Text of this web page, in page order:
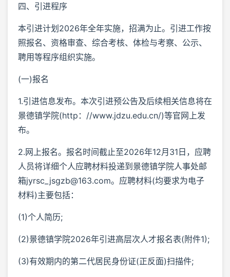
四、引进程序
本引进计划2026年全年实施，招满为止。引进工作按
照报名、资格审查、综合考核、体检与考察、公示、
聘用等程序组织实施。
(一)报名
1.引进信息发布。本次引进预公告及后续相关信息将在
景德镇学院(http：//www.jdzu.edu.cn/)等官网上发
布。
2.网上报名。报名时间截止至2026年12月31日，应聘
人员将详细个人应聘材料投递到景德镇学院人事处邮
箱jyrsc_jsgzb@163.com。应聘材料(均要求为电子
材料)主要包括：
(1)个人简历;
(2)景德镇学院2026年引进高层次人才报名表(附件1);
(3)有效期内的第二代居民身份证(正反面)扫描件;